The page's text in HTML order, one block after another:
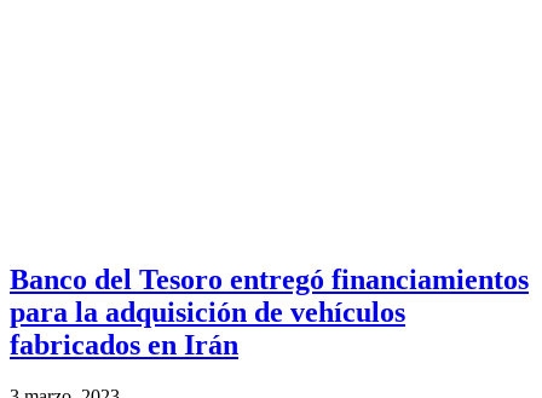
Banco del Tesoro entregó financiamientos
para la adquisición de vehículos
fabricados en Irán